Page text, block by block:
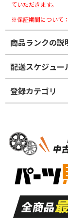
ていただきます。
※保証期間について
商品ランクの説
※商品ランクは出
ホイールラ
S
A
走行距
目立つ
な
配送スケジュー
登録カテゴリ
スタッドレスタイ